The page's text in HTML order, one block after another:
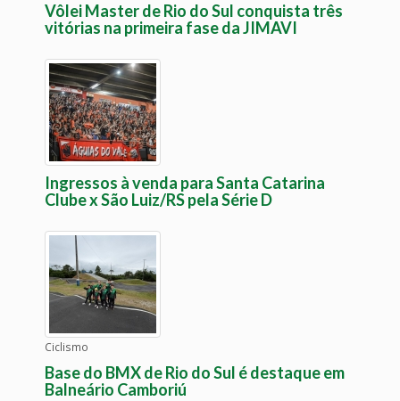
Vôlei Master de Rio do Sul conquista três
vitórias na primeira fase da JIMAVI
Ingressos à venda para Santa Catarina
Clube x São Luiz/RS pela Série D
Ciclismo
Base do BMX de Rio do Sul é destaque em
Balneário Camboriú